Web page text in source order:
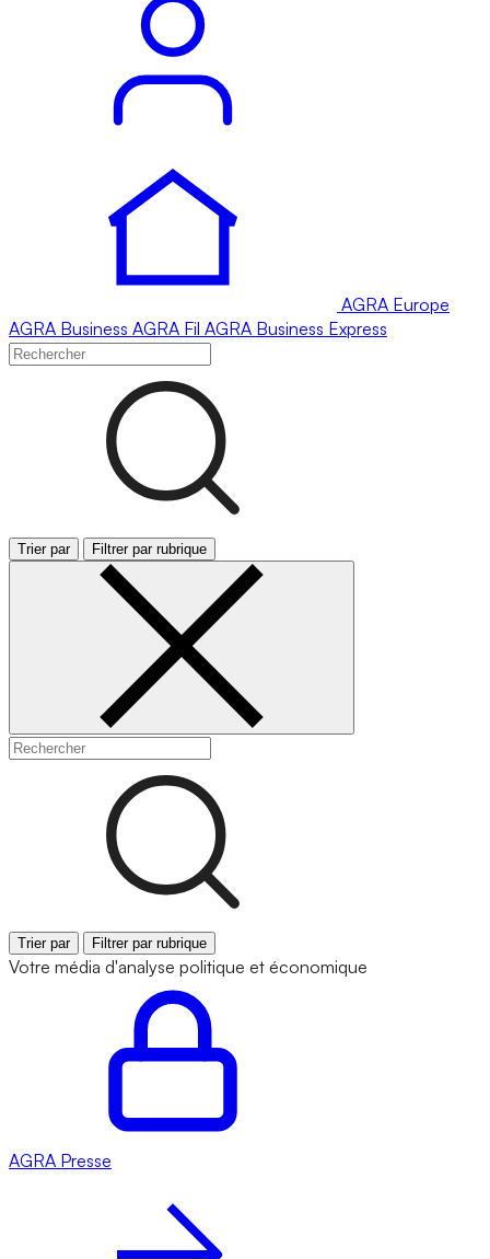
AGRA Europe
AGRA Business AGRA Fil AGRA Business Express
Trier par Filtrer par rubrique
Trier par Filtrer par rubrique
Votre média d'analyse politique et économique
AGRA Presse